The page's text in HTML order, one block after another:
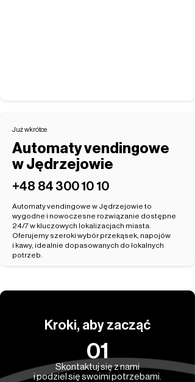
Już wkrótce
Automaty vendingowe
w Jędrzejowie
‭+48 84 300 10 10‬
Automaty vendingowe w Jędrzejowie to
wygodne i nowoczesne rozwiązanie dostępne
24/7 w kluczowych lokalizacjach miasta.
Oferujemy szeroki wybór przekąsek, napojów
i kawy, idealnie dopasowanych do lokalnych
potrzeb.
Kroki, aby zacząć
01
Skontaktuj się z nami
i podziel się swoimi potrzebami.